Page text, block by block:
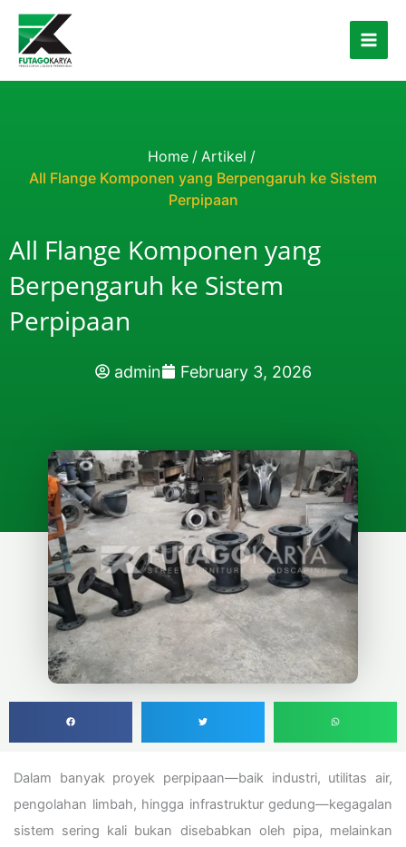
Skip to content
Home / Artikel /
All Flange Komponen yang Berpengaruh ke Sistem
Perpipaan
All Flange Komponen yang
Berpengaruh ke Sistem
Perpipaan
admin February 3, 2026
Dalam banyak proyek perpipaan—baik industri, utilitas air,
pengolahan limbah, hingga infrastruktur gedung—kegagalan
sistem sering kali bukan disebabkan oleh pipa, melainkan